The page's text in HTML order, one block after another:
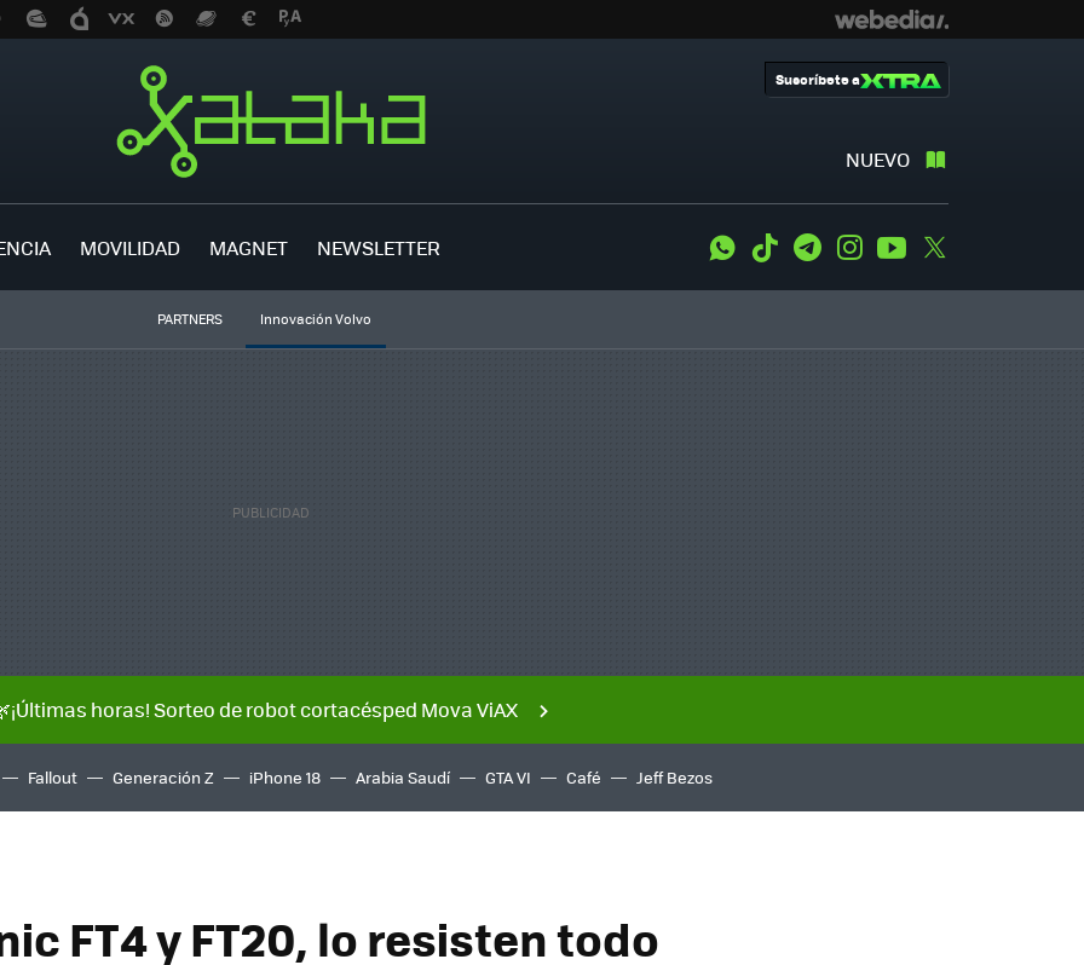
NUEVO
Suscríbete a
MOVILIDAD MAGNET NEWSLETTER WhatsApp
Tiktok TelegramInstagramYoutube
PARTNERS Innovación Volvo
horas! Sorteo de robot cortacésped Mova ViAX
Fallout Generación Z iPhone 18 Arabia Saudí GTA VI Café Jeff Bezos
FT4 y FT20, lo resisten todo